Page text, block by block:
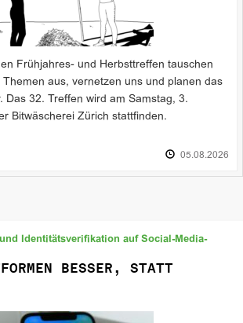
Frühjahres- und Herbsttreffen tauschen
aus, vernetzen uns und planen das
Das 32. Treffen wird am Samstag, 3.
Bitwäscherei Zürich stattfinden.
05.08.2026
Identitätsverifikation auf Social-Media-
BESSER, STATT